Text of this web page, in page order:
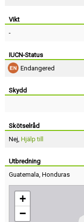
Vikt
-
IUCN-Status
Endangered
Skydd
Skötselråd
Nej, Hjälp till
Utbredning
Guatemala, Honduras
+
−